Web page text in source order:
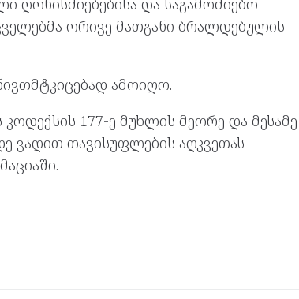
ღონისძიებებისა და საგამოძიებო
ორივე მათგანი ბრალდებულის
ამოიღო.
177-ე მუხლის მეორე და მესამე
ვადით თავისუფლების აღკვეთას